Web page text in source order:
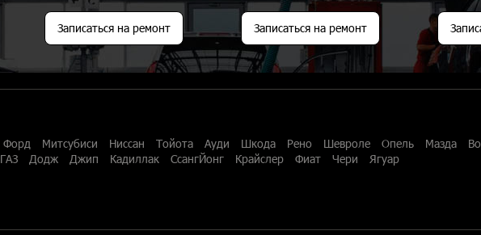
Записаться на ремонт Записаться на ремонт
Форд Митсубиси Ниссан Тойота Ауди Шкода Рено Шевроле Опель Мазда
ГАЗ Додж Джип Кадиллак СсангЙонг Крайслер Фиат Чери Ягуар